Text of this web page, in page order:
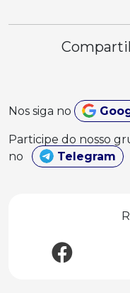
Nos siga no
Participe do nosso
no
Telegram